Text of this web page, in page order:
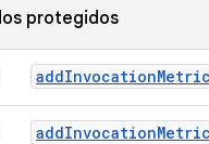
protegidos
addInvocationMetric
addInvocationMetric